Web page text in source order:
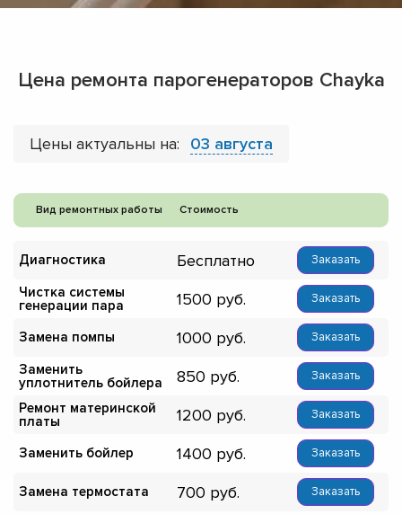
Цена ремонта парогенераторов Chayka
Цены актуальны на: 03 августа
Вид ремонтных работы Стоимость
Диагностика Бесплатно Заказать
Чистка системы
генерации пара
1500 Заказать
Замена помпы 1000 Заказать
Заменить
уплотнитель бойлера
850 Заказать
Ремонт материнской
платы
1200 Заказать
Заменить бойлер 1400 Заказать
Замена термостата 700 Заказать